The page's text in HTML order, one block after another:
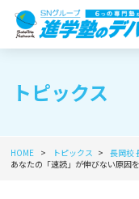
トピックス
HOME トピックス 長岡校
あなたの「速読」が伸びない原因